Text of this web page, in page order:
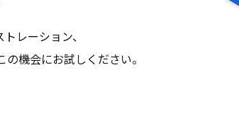
レーション、
機会にお試しください。